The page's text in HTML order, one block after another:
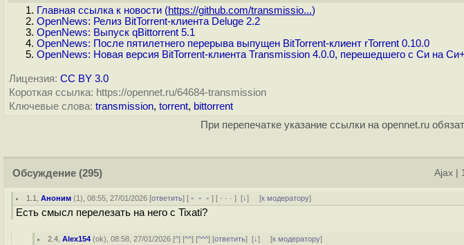
Главная ссылка к новости (https://github.com/transmissio...)
OpenNews: Релиз BitTorrent-клиента Deluge 2.2
OpenNews: Выпуск qBittorrent 5.1
OpenNews: После пятилетнего перерыва выпущен BitTorrent-клиент rTorrent 0.10.0
OpenNews: Новая версия BitTorrent-клиента Transmission 4.0.0, перешедшего с Си на
Лицензия: CC BY 3.0
Короткая ссылка: https://opennet.ru/64684-transmission
Ключевые слова: transmission, torrent, bittorrent
При перепечатке указание ссылки на opennet.ru
Обсуждение (295) Ajax
1.1 ,Аноним (1), 08:55, 27/01/2026 [ответить] [ ﹢﹢﹢] [ · · ·][↓] [к модератору]
Есть смысл перелезать на него с Tixati?
2.4 ,Alex154 (ok), 08:58, 27/01/2026 [^] [^^] [^^^] [ответить][↓] [к модератору]